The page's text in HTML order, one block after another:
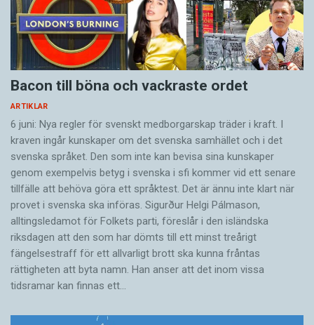
Bacon till böna och vackraste ordet
ARTIKLAR
6 juni: Nya regler för svenskt medborgarskap träder i kraft. I
kraven ingår kunskaper om det svenska samhället och i det
svenska språket. Den som inte kan bevisa sina kunskaper
genom exempelvis betyg i svenska i sfi kommer vid ett senare
tillfälle att behöva göra ett språktest. Det är ännu inte klart när
provet i svenska ska införas. Sigurður Helgi Pálmason,
alltingsledamot för Folkets parti, föreslår i den isländska
riksdagen att den som har dömts till ett minst treårigt
fängelsestraff för ett allvarligt brott ska kunna fråntas
rättigheten att byta namn. Han anser att det inom vissa
tidsramar kan finnas ett…